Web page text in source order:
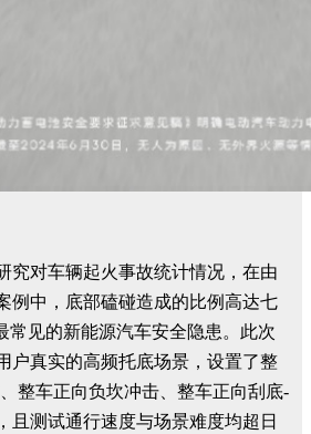
究对车辆起火事故统计情况，在由
例中，底部磕碰造成的比例高达七
常见的新能源汽车安全隐患。此次
户真实的高频托底场景，设置了整
整车正向负坎冲击、整车正向刮底-
且测试通行速度与场景难度均超日